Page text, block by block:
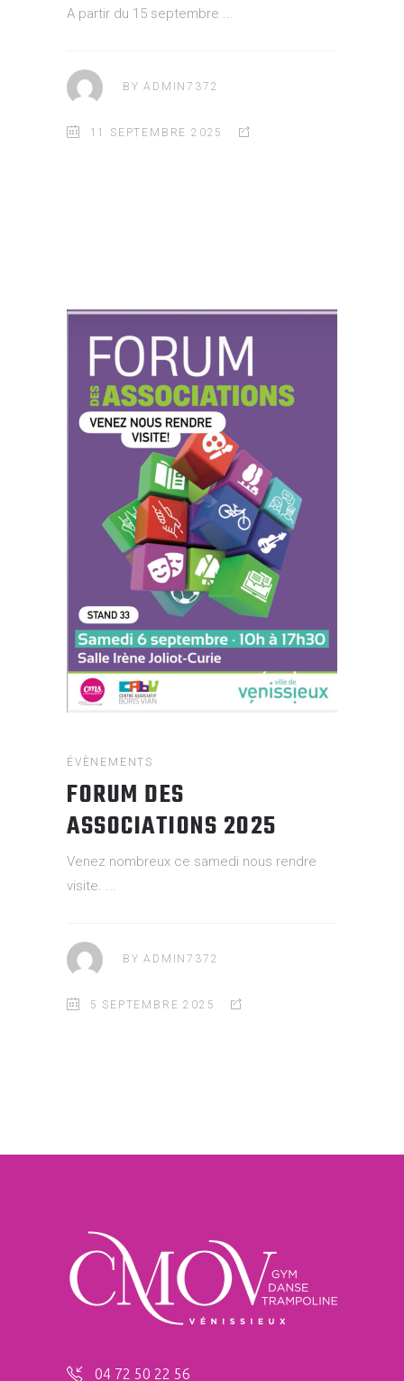
A partir du 15 septembre
BYADMIN7372
11 SEPTEMBRE 2025
ÉVÈNEMENTS
FORUM DES
ASSOCIATIONS 2025
Venez nombreux ce samedi nous rendre
visite.
BYADMIN7372
5 SEPTEMBRE 2025
04 72 50 22 56